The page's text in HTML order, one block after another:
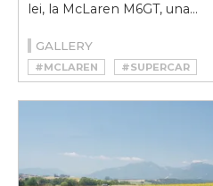
lei, la McLaren M6GT, una...
GALLERY
#MCLAREN #SUPERCAR